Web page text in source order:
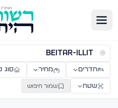
דירות למכירה ולהשכרה
חדרים מחיר סוג
שטח שמור חיפוש